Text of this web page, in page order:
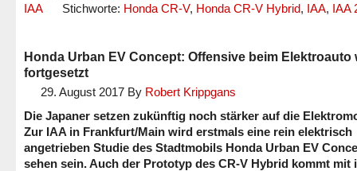
IAA
Stichworte: Honda CR-V, Honda CR-V Hybrid, IAA, IAA
Honda Urban EV Concept: Offensive beim Elektroauto
fortgesetzt
29. August 2017 By Robert Krippgans
Die Japaner setzen zukünftig noch stärker auf die
Zur IAA in Frankfurt/Main wird erstmals eine rein elektrisch
angetrieben Studie des Stadtmobils Honda Urban EV
sehen sein. Auch der Prototyp des CR-V Hybrid kommt mit